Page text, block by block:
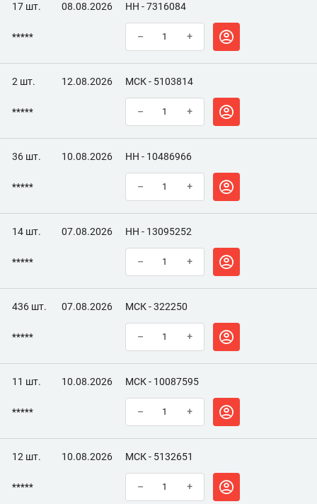
17 шт. 08.08.2026 НН - 7316084
***** – +
2 шт. 12.08.2026 МСК - 5103814
***** – +
36 шт. 10.08.2026 НН - 10486966
***** – +
14 шт. 07.08.2026 НН - 13095252
***** – +
436 шт. 07.08.2026 МСК - 322250
***** – +
11 шт. 10.08.2026 МСК - 10087595
***** – +
12 шт. 10.08.2026 МСК - 5132651
***** – +